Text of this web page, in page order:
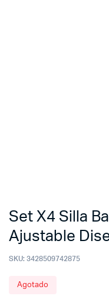
Set X4 Silla
Ajustable
SKU: 3428509742875
Agotado